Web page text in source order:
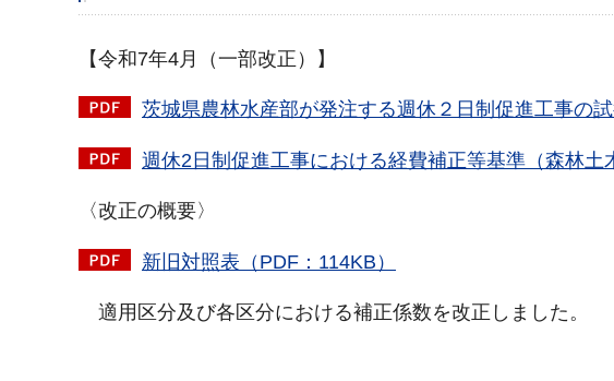
【令和7年4月（一部改正）】
茨城県農林水産部が発注する週休２日制促進工事の試
週休2日制促進工事における経費補正等基準（森林土
〈改正の概要〉
新旧対照表（PDF：114KB）
適用区分及び各区分における補正係数を改正しました。